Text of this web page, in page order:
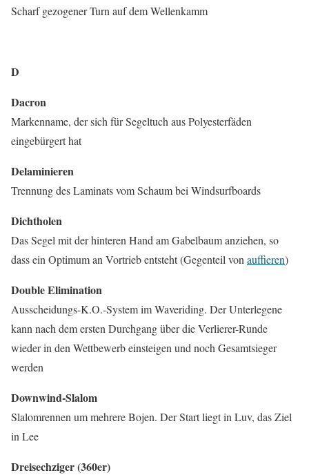
Scharf gezogener Turn auf dem Wellenkamm
D
Dacron
Markenname, der sich für Segeltuch aus Polyesterfäden
eingebürgert hat
Delaminieren
Trennung des Laminats vom Schaum bei Windsurfboards
Dichtholen
Das Segel mit der hinteren Hand am Gabelbaum anziehen, so
dass ein Optimum an Vortrieb entsteht (Gegenteil von auffieren)
Double Elimination
Ausscheidungs-K.O.-System im Waveriding. Der Unterlegene
kann nach dem ersten Durchgang über die Verlierer-Runde
wieder in den Wettbewerb einsteigen und noch Gesamtsieger
werden
Downwind-Slalom
Slalomrennen um mehrere Bojen. Der Start liegt in Luv, das Ziel
in Lee
Dreisechziger (360er)